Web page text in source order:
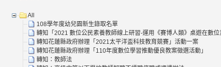
All
108學年度幼兒園新生錄取名單
轉知「2021 數位公民素養教師線上研習-運用《賽博人類》桌遊在數
轉知花蓮縣政府辦理「2021太平洋盃科技教育競賽」活動一案
轉知花蓮縣政府辦理「110年度數位學習推動優良教案徵選活動」
轉知：教師法